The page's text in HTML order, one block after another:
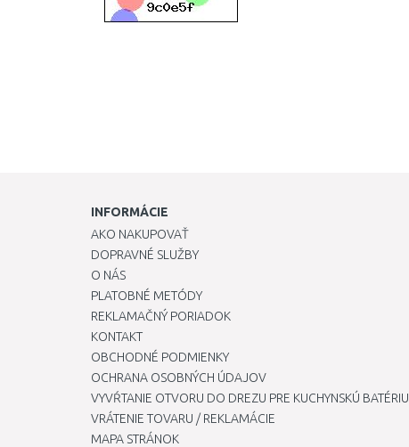
INFORMÁCIE
AKO NAKUPOVAŤ
DOPRAVNÉ SLUŽBY
O NÁS
PLATOBNÉ METÓDY
REKLAMAČNÝ PORIADOK
KONTAKT
OBCHODNÉ PODMIENKY
OCHRANA OSOBNÝCH ÚDAJOV
VYVŔTANIE OTVORU DO DREZU PRE KUCHYNSKÚ BATÉRIU
VRÁTENIE TOVARU / REKLAMÁCIE
MAPA STRÁNOK